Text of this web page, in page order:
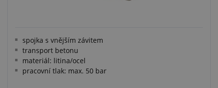
spojka s vnějším závitem
transport betonu
materiál: litina/ocel
pracovní tlak: max. 50 bar